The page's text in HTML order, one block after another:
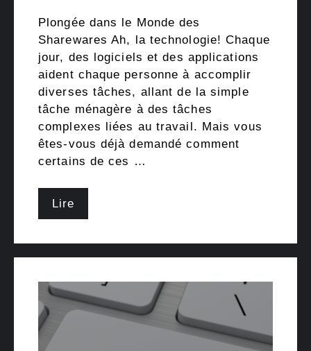
Plongée dans le Monde des
Sharewares Ah, la technologie! Chaque
jour, des logiciels et des applications
aident chaque personne à accomplir
diverses tâches, allant de la simple
tâche ménagère à des tâches
complexes liées au travail. Mais vous
êtes-vous déjà demandé comment
certains de ces …
Lire